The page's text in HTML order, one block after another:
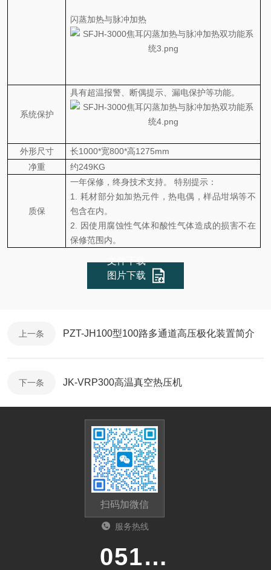
闪蒸加热与脉冲加热
系统保护
具有超温报警、断偶提示、漏电保护等功能。
外形尺寸 长1000*宽800*高1275mm
净重
约249KG
质保
一年保修，终身技术支持。
特别提示：
1. 耗材部分如加热元件，热电偶，样品坩埚等不
包含在内。
2.
因使用腐蚀性气体和酸性气体造成的损害不在
保修范围内。
文件下载
图片下载
上一条 PZT-JH100型100路多通道高压极化装置简介
下一条 JK-VRP300高温真空热压机
扫码加微信
服务热线
0513-87510026